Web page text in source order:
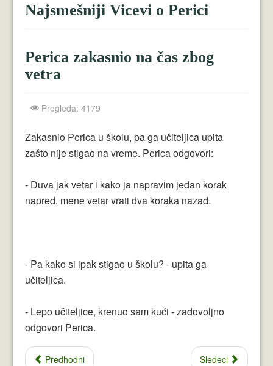
Mujo i Haso
Perica
Plavuše
Piroćanci
Vicevi Razni
Vicevi Dana
Najsmešniji Vicevi o Perici
Perica zakasnio na čas zbog
vetra
Pregleda: 4179
Zakasnio Perica u školu, pa ga učiteljica upita
zašto nije stigao na vreme. Perica odgovori:
- Duva jak vetar i kako ja napravim jedan korak
napred, mene vetar vrati dva koraka nazad.
- Pa kako si ipak stigao u školu? - upita ga
učiteljica.
- Lepo učiteljice, krenuo sam kući - zadovoljno
odgovori Perica.
Predhodni Sledeci